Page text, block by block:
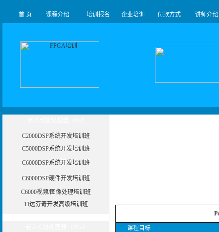
首 页 课程介绍 培训报名 企业培训 付款方式 讲师介绍
C2000DSP系统开发培训班
C5000DSP系统开发培训班
C6000DSP系统开发培训班
C6000DSP硬件开发培训班
C6000视频/图像处理培训班
TI达芬奇开发高级培训班
课程目标